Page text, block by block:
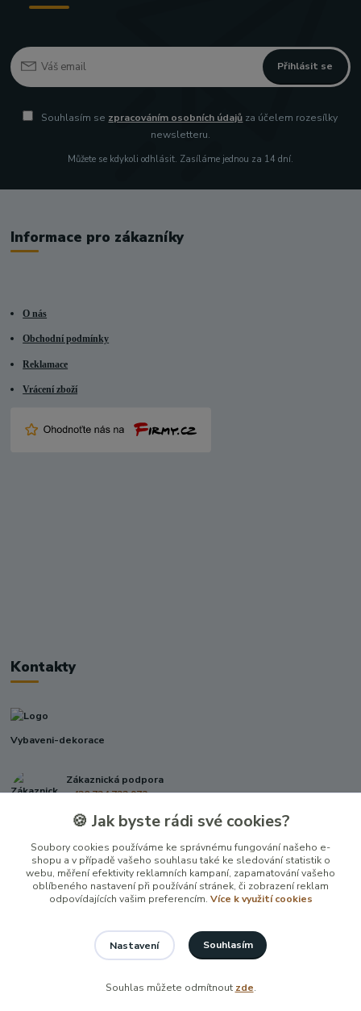
Přihlásit se
Souhlasím se zpracováním osobních údajů za účelem rozesílky
newsletteru.
Můžete se kdykoli odhlásit. Zasíláme jednou za 14 dní.
Informace pro zákazníky
O nás
Obchodní podmínky
Reklamace
Vrácení zboží
Kontakty
Vybaveni-dekorace
Zákaznická podpora
+420 724 722 973
info@vybaveni-dekorace.cz
Vytvořeno na Eshop-rychle.cz
🍪 Jak byste rádi své cookies?
Soubory cookies používáme ke správnému fungování našeho e-
shopu a v případě vašeho souhlasu také ke sledování statistik o
webu, měření efektivity reklamních kampaní, zapamatování vašeho
oblíbeného nastavení při používání stránek, či zobrazení reklam
odpovídajících vašim preferencím. Více k využití cookies
Nastavení Souhlasím
Souhlas můžete odmítnout zde.
24. června